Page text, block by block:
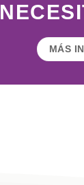
MÁS